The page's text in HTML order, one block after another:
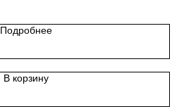
Подробнее
В корзину